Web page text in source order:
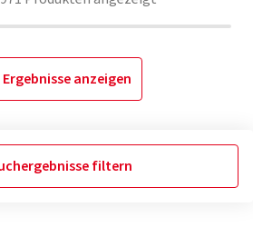
Ergebnisse anzeigen
filtern